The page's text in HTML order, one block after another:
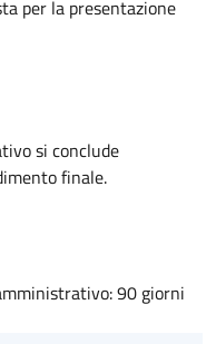
per la presentazione
si conclude
finale.
90 giorni